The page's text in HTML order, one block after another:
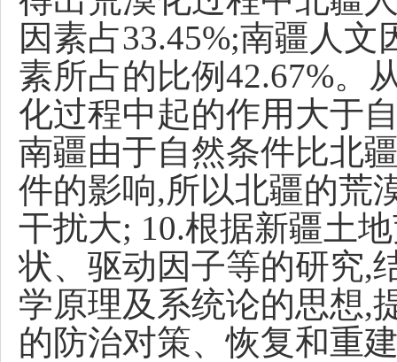
因素占33.45%;南疆人
素所占的比例42.67%。
化过程中起的作用大于
南疆由于自然条件比北
件的影响,所以北疆的荒
干扰大; 10.根据新疆土
状、驱动因子等的研究,
学原理及系统论的思想,
的防治对策、恢复和重